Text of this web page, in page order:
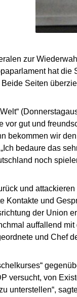
zur
hat die
Seiten
vor gut und
bekommen wir
bedaure das
noch
und
Kontakte und
der Union
auffallend
und Chef
versucht, von
unterstellen“,